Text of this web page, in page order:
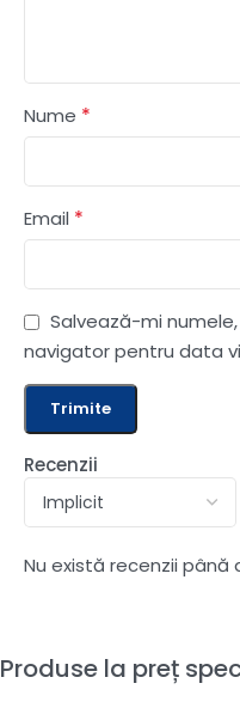
Recenzii
Nu există recenzii până
Nume *
Email *
Salvează-mi
navigator pentru data
Produse la preț